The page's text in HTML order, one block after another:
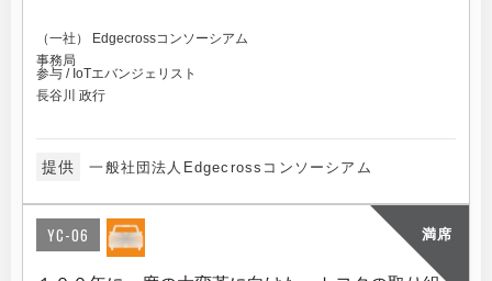
（一社） Edgecrossコンソーシアム
事務局
参与 / IoTエバンジェリスト
長谷川 政行
提供 一般社団法人Edgecrossコンソーシアム
満席
YC-06